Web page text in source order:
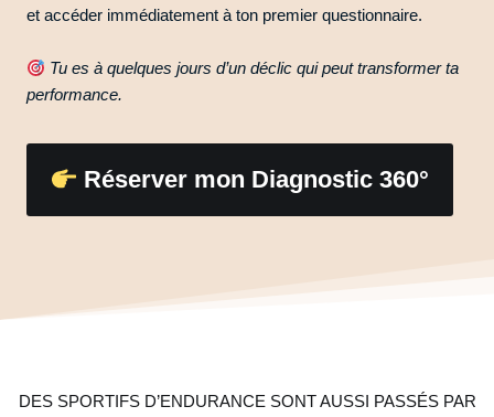
et accéder immédiatement à ton premier questionnaire.
Tu es à quelques jours d’un déclic qui peut transformer ta
performance.
Réserver mon Diagnostic 360°
DES SPORTIFS D’ENDURANCE SONT AUSSI PASSÉS PAR